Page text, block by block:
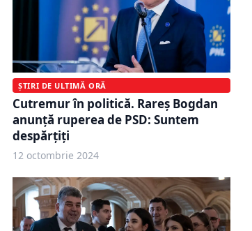
ȘTIRI DE ULTIMĂ ORĂ
Cutremur în politică. Rareș Bogdan
anunță ruperea de PSD: Suntem
despărţiţi
12 octombrie 2024